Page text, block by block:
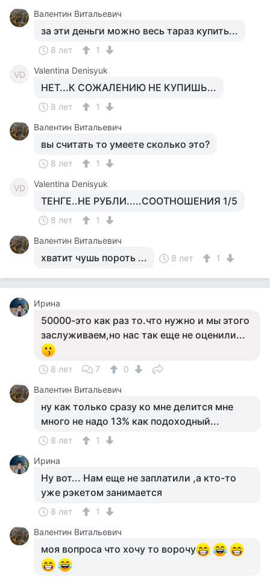
Валентин Витальевич
за эти деньги можно весь тараз купить...
8 лет 1
VD Valentina Denisyuk
НЕТ...К СОЖАЛЕНИЮ НЕ КУПИШЬ...
8 лет
1
Валентин Витальевич
вы считать то умеете сколько это?
8 лет 1
VD Valentina Denisyuk
ТЕНГЕ..НЕ РУБЛИ.....СООТНОШЕНИЯ 1/5
8 лет
1
Валентин Витальевич
хватит чушь пороть ... 8 лет 1
Ирина
50000-это как раз то.что нужно и мы этого
заслуживаем,но нас так еще не оценили...
8 лет 7
0
Валентин Витальевич
ну как только сразу ко мне делится мне
много не надо 13% как подоходный...
8 лет
1
Ирина
Ну вот... Нам еще не заплатили ,а кто-то
уже рэкетом занимается
8 лет
1
Валентин Витальевич
моя вопроса что хочу то ворочу